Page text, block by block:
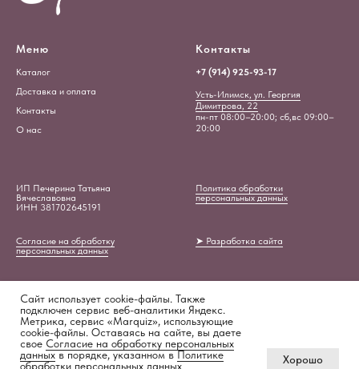
Сайт использует cookie-файлы. Также
подключен сервис веб-аналитики Яндекс.
Метрика, сервис «Marquiz», использующие
cookie-файлы. Оставаясь на сайте, вы даете
свое Согласие на обработку персональных
данныхв порядке, указанном вПолитике
обработки персональных данных
Хорошо
Меню
Каталог
Доставка и оплата
Контакты
О нас
Контакты
+7 (914) 925-93-17
Усть-Илимск, ул. Георгия
Димитрова, 22
пн-пт 08:00–20:00; сб,вс 09:00–
20:00
ИП Печерина Татьяна
Вячеславовна
ИНН 381702645191
Политика обработки
персональных данных
Согласие на обработку
персональных данных
➤ Разработка сайта
Made on Tilda
ПРОЙТИ ТЕСТ
«Подберём идеальный букет»